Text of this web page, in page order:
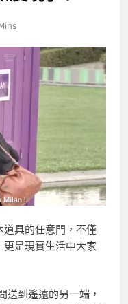
道具的任意門，不僅
是現實生活中大家
送到遙遠的另一端，